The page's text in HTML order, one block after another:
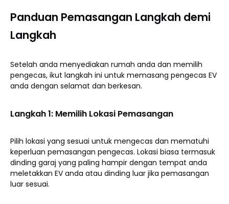
Panduan Pemasangan Langkah demi
Langkah
Setelah anda menyediakan rumah anda dan memilih
pengecas, ikut langkah ini untuk memasang pengecas EV
anda dengan selamat dan berkesan.
Langkah 1: Memilih Lokasi Pemasangan
Pilih lokasi yang sesuai untuk mengecas dan mematuhi
keperluan pemasangan pengecas. Lokasi biasa termasuk
dinding garaj yang paling hampir dengan tempat anda
meletakkan EV anda atau dinding luar jika pemasangan
luar sesuai.